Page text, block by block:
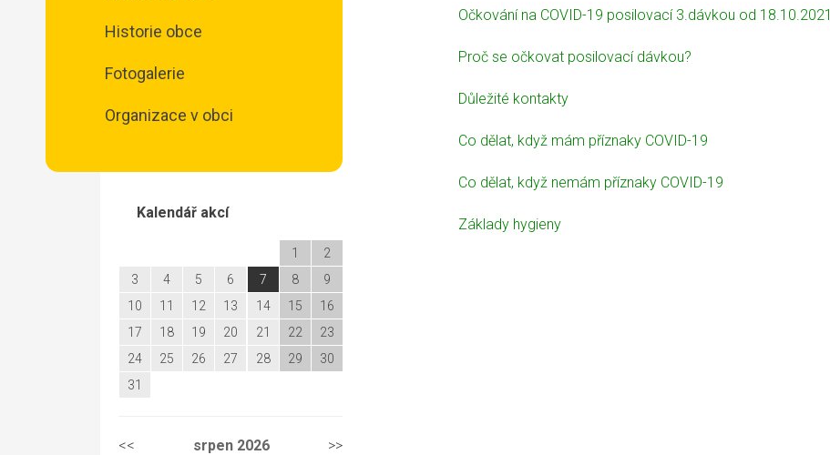
Historie obce
Fotogalerie
Organizace v obci
Kalendář akcí
1
2
3
4 5 6 7 8
9
10
11 12 13 14 15
16
17
18 19 20 21 22
23
24
25 26 27 28 29
30
31
<< srpen 2026 >>
Očkování na COVID-19 posilovací 3.dávkou od 18.10.2021
Proč se očkovat posilovací dávkou?
Důležité kontakty
Co dělat, když mám příznaky COVID-19
Co dělat, když nemám příznaky COVID-19
Základy hygieny